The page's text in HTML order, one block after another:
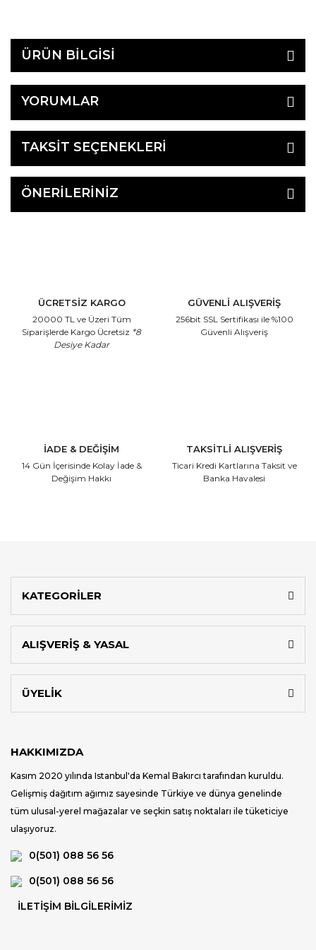
ÜRÜN BİLGİSİ
YORUMLAR
TAKSİT SEÇENEKLERİ
ÖNERİLERİNİZ
ÜCRETSİZ KARGO
20000 TL ve Üzeri Tüm
Siparişlerde Kargo Ücretsiz *8
Desiye Kadar
GÜVENLİ ALIŞVERİŞ
256bit SSL Sertifikası ile %100
Güvenli Alışveriş
İADE & DEĞİŞİM
14 Gün İçerisinde Kolay İade &
Değişim Hakkı
TAKSİTLİ ALIŞVERİŞ
Ticari Kredi Kartlarına Taksit ve
Banka Havalesi
KATEGORİLER
ALIŞVERİŞ & YASAL
ÜYELİK
HAKKIMIZDA
Kasım 2020 yılında Istanbul'da Kemal Bakırcı tarafından kuruldu.
Gelişmiş dağıtım ağımız sayesinde Türkiye ve dünya genelinde
tüm ulusal-yerel mağazalar ve seçkin satış noktaları ile tüketiciye
ulaşıyoruz.
0(501) 088 56 56
0(501) 088 56 56
İLETİŞİM BİLGİLERİMİZ